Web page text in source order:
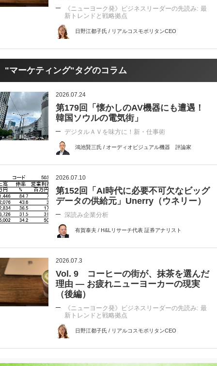
《ニューヨーク発》ビジネスリーダーの先読み: 最
新トレンドと戦略拠点
日野江都子氏 / リアルコスモポリタンCEO
"マーケティング"タグのコラム
2026.07.24
第179回「懐かしのAV機器にも遭遇！
韓国ソウルの電気街」
デジタルＡＶを味方に！新・仕事術
鴻池賢三氏 / オーディオビジュアル機器 評論家
2026.07.10
第152回「AI時代に必要不可欠なビッグ
データの供給元」Unerry（ウネリー）
深読み企業分析
有賀泰夫 / H&Lリサーチ代表 証券アナリスト
2026.07.3
Vol. 9 コーヒーの街が、抹茶を選んだ
理由 ― お疲れニューヨーカーの現実
（後編）
《ニューヨーク発》ビジネスリーダーの先読み: 最
新トレンドと戦略拠点
日野江都子氏 / リアルコスモポリタンCEO